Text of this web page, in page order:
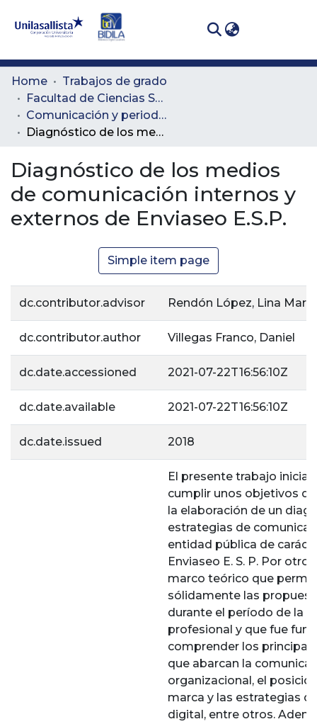
Communities
& Collections
All of DSpace
Statistics
Home
Trabajos de grado
Facultad de Ciencias Sociales y Educación
Comunicación y periodismo
Diagnóstico de los medios de comunicación internos y externos de Enviaseo E.S.P.
Diagnóstico de los medios
de comunicación internos y
externos de Enviaseo E.S.P.
Simple item page
dc.contributor.advisor Rendón López, Lina María
dc.contributor.author Villegas Franco, Daniel
dc.date.accessioned 2021-07-22T16:56:10Z
dc.date.available 2021-07-22T16:56:10Z
dc.date.issued 2018
El presente trabajo
cumplir unos objetivos
la elaboración de un
estrategias de
entidad pública de
Enviaseo E. S. P. Por otro
marco teórico que
sólidamente las
durante el período de la
profesional y que fue
comprender los
que abarcan la
organizacional, el
marca y las estrategias
digital, entre otros.